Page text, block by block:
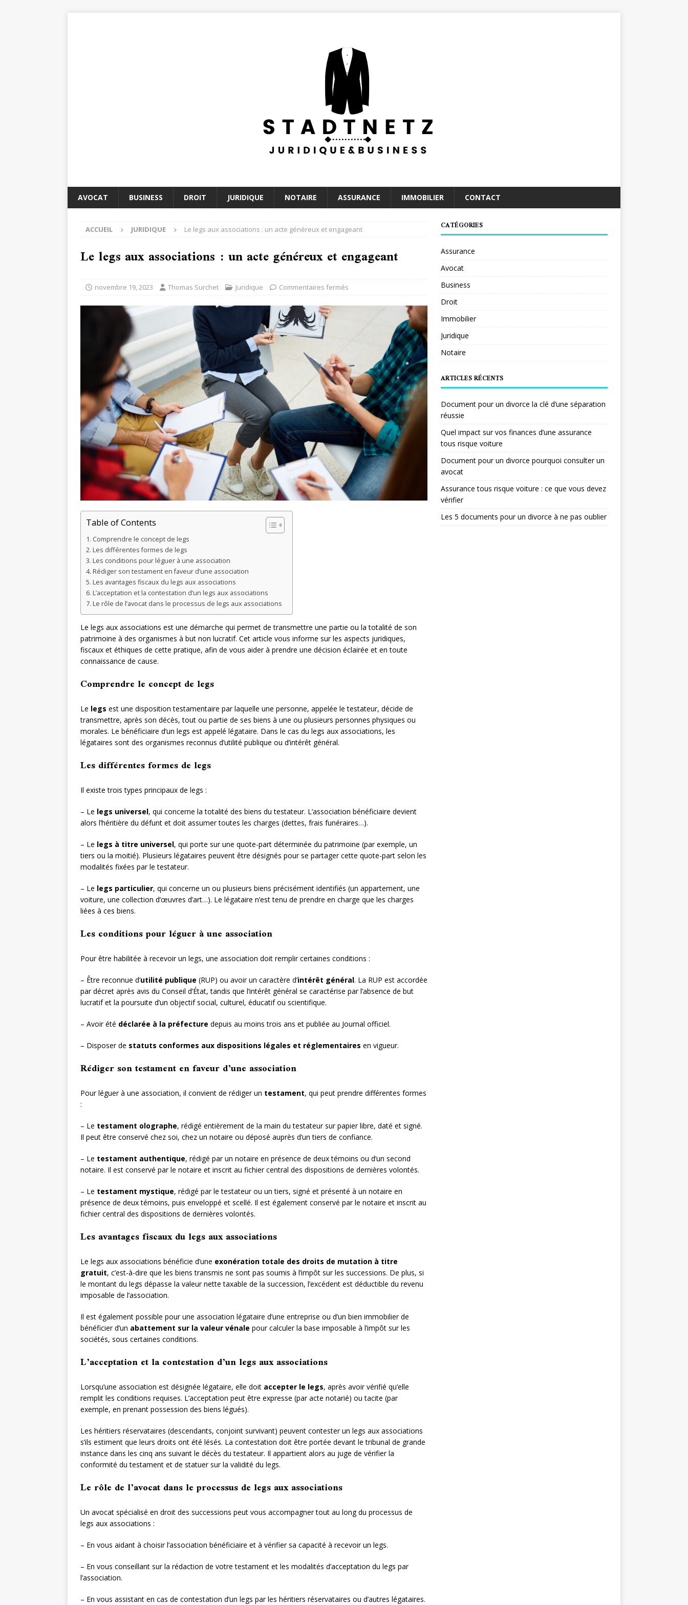
AVOCAT BUSINESS DROIT JURIDIQUE NOTAIRE ASSURANCE IMMOBILIER CONTACT
ACCUEIL JURIDIQUE Le legs aux associations : un acte généreux et engageant
Le legs aux associations : un acte généreux et engageant
novembre 19, 2023 Thomas Surchet Juridique Commentaires fermés
Table of Contents
Comprendre le concept de legs
Les différentes formes de legs
Les conditions pour léguer à une association
Rédiger son testament en faveur d’une association
Les avantages fiscaux du legs aux associations
L’acceptation et la contestation d’un legs aux associations
Le rôle de l’avocat dans le processus de legs aux associations
Le legs aux associations est une démarche qui permet de transmettre une partie ou la totalité de son
patrimoine à des organismes à but non lucratif. Cet article vous informe sur les aspects juridiques,
fiscaux et éthiques de cette pratique, afin de vous aider à prendre une décision éclairée et en toute
connaissance de cause.
Comprendre le concept de legs
Le legs est une disposition testamentaire par laquelle une personne, appelée le testateur, décide de
transmettre, après son décès, tout ou partie de ses biens à une ou plusieurs personnes physiques ou
morales. Le bénéficiaire d’un legs est appelé légataire. Dans le cas du legs aux associations, les
légataires sont des organismes reconnus d’utilité publique ou d’intérêt général.
Les différentes formes de legs
Il existe trois types principaux de legs :
– Le legs universel, qui concerne la totalité des biens du testateur. L’association bénéficiaire devient
alors l’héritière du défunt et doit assumer toutes les charges (dettes, frais funéraires…).
– Le legs à titre universel, qui porte sur une quote-part déterminée du patrimoine (par exemple, un
tiers ou la moitié). Plusieurs légataires peuvent être désignés pour se partager cette quote-part selon les
modalités fixées par le testateur.
– Le legs particulier, qui concerne un ou plusieurs biens précisément identifiés (un appartement, une
voiture, une collection d’œuvres d’art…). Le légataire n’est tenu de prendre en charge que les charges
liées à ces biens.
Les conditions pour léguer à une association
Pour être habilitée à recevoir un legs, une association doit remplir certaines conditions :
– Être reconnue d’utilité publique (RUP) ou avoir un caractère d’intérêt général. La RUP est accordée
par décret après avis du Conseil d’État, tandis que l’intérêt général se caractérise par l’absence de but
lucratif et la poursuite d’un objectif social, culturel, éducatif ou scientifique.
– Avoir été déclarée à la préfecture depuis au moins trois ans et publiée au Journal officiel.
– Disposer de statuts conformes aux dispositions légales et réglementaires en vigueur.
Rédiger son testament en faveur d’une association
Pour léguer à une association, il convient de rédiger un testament, qui peut prendre différentes formes
:
– Le testament olographe, rédigé entièrement de la main du testateur sur papier libre, daté et signé.
Il peut être conservé chez soi, chez un notaire ou déposé auprès d’un tiers de confiance.
– Le testament authentique, rédigé par un notaire en présence de deux témoins ou d’un second
notaire. Il est conservé par le notaire et inscrit au fichier central des dispositions de dernières volontés.
– Le testament mystique, rédigé par le testateur ou un tiers, signé et présenté à un notaire en
présence de deux témoins, puis enveloppé et scellé. Il est également conservé par le notaire et inscrit au
fichier central des dispositions de dernières volontés.
Les avantages fiscaux du legs aux associations
Le legs aux associations bénéficie d’une exonération totale des droits de mutation à titre
gratuit, c’est-à-dire que les biens transmis ne sont pas soumis à l’impôt sur les successions. De plus, si
le montant du legs dépasse la valeur nette taxable de la succession, l’excédent est déductible du revenu
imposable de l’association.
Il est également possible pour une association légataire d’une entreprise ou d’un bien immobilier de
bénéficier d’un abattement sur la valeur vénale pour calculer la base imposable à l’impôt sur les
sociétés, sous certaines conditions.
L’acceptation et la contestation d’un legs aux associations
Lorsqu’une association est désignée légataire, elle doit accepter le legs, après avoir vérifié qu’elle
remplit les conditions requises. L’acceptation peut être expresse (par acte notarié) ou tacite (par
exemple, en prenant possession des biens légués).
Les héritiers réservataires (descendants, conjoint survivant) peuvent contester un legs aux associations
s’ils estiment que leurs droits ont été lésés. La contestation doit être portée devant le tribunal de grande
instance dans les cinq ans suivant le décès du testateur. Il appartient alors au juge de vérifier la
conformité du testament et de statuer sur la validité du legs.
Le rôle de l’avocat dans le processus de legs aux associations
Un avocat spécialisé en droit des successions peut vous accompagner tout au long du processus de
legs aux associations :
– En vous aidant à choisir l’association bénéficiaire et à vérifier sa capacité à recevoir un legs.
– En vous conseillant sur la rédaction de votre testament et les modalités d’acceptation du legs par
l’association.
– En vous assistant en cas de contestation d’un legs par les héritiers réservataires ou d’autres légataires.
CATÉGORIES
Assurance
Avocat
Business
Droit
Immobilier
Juridique
Notaire
ARTICLES RÉCENTS
Document pour un divorce la clé d’une séparation
réussie
Quel impact sur vos finances d’une assurance
tous risque voiture
Document pour un divorce pourquoi consulter un
avocat
Assurance tous risque voiture : ce que vous devez
vérifier
Les 5 documents pour un divorce à ne pas oublier